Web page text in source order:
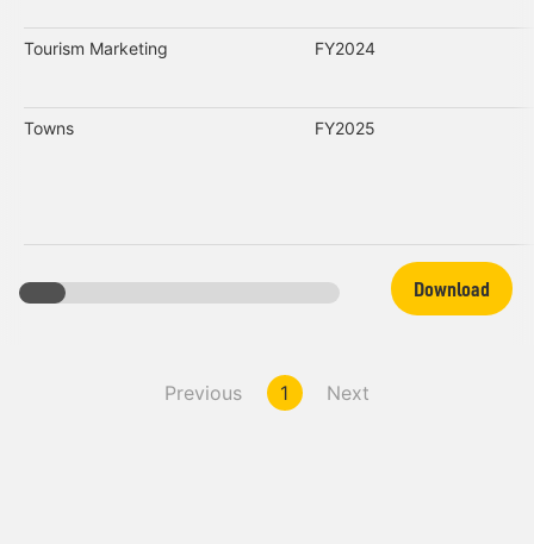
Tourism Marketing FY2024
Towns FY2025
Previous 1 Next
Download